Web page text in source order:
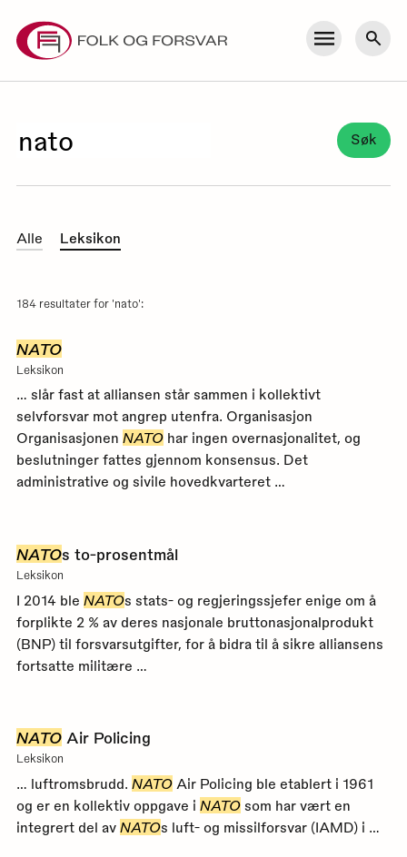
content
Meny Søk
Søkeresultater Søk
Alle Leksikon
184 resultater for 'nato':
NATO
Leksikon
… slår fast at alliansen står sammen i kollektivt
selvforsvar mot angrep utenfra. Organisasjon
Organisasjonen NATOhar ingen overnasjonalitet, og
beslutninger fattes gjennom konsensus. Det
administrative og sivile hovedkvarteret …
NATOs to-prosentmål
Leksikon
I 2014 ble NATOs stats- og regjeringssjefer enige om å
forplikte 2 % av deres nasjonale bruttonasjonalprodukt
(BNP) til forsvarsutgifter, for å bidra til å sikre alliansens
fortsatte militære …
NATOAir Policing
Leksikon
… luftromsbrudd. NATOAir Policing ble etablert i 1961
og er en kollektiv oppgave i NATOsom har vært en
integrert del av NATOs luft- og missilforsvar (IAMD) i …